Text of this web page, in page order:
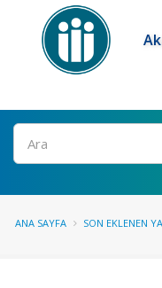
Ara
ANA SAYFA SON EKLENEN